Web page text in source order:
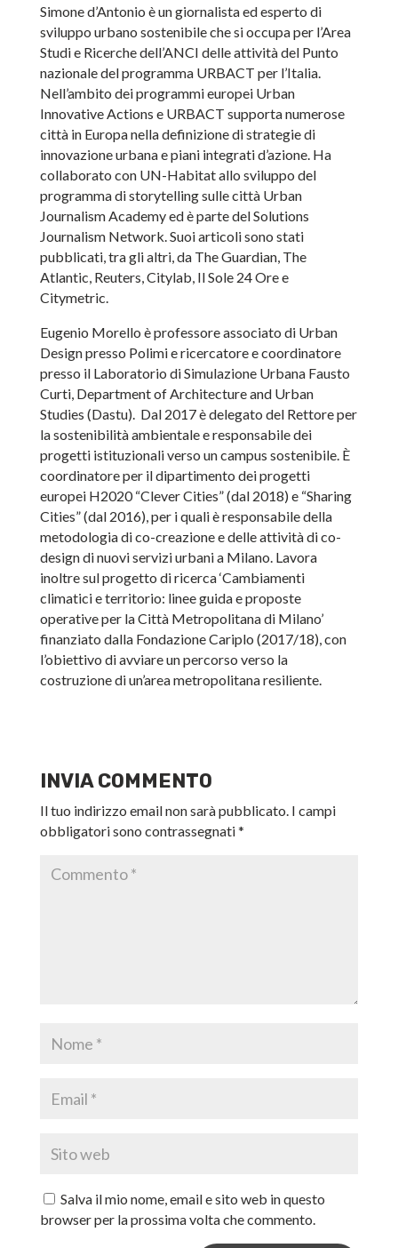
Simone d’Antonio è un giornalista ed esperto di
sviluppo urbano sostenibile che si occupa per l’Area
Studi e Ricerche dell’ANCI delle attività del Punto
nazionale del programma URBACT per l’Italia.
Nell’ambito dei programmi europei Urban
Innovative Actions e URBACT supporta numerose
città in Europa nella definizione di strategie di
innovazione urbana e piani integrati d’azione. Ha
collaborato con UN-Habitat allo sviluppo del
programma di storytelling sulle città Urban
Journalism Academy ed è parte del Solutions
Journalism Network. Suoi articoli sono stati
pubblicati, tra gli altri, da The Guardian, The
Atlantic, Reuters, Citylab, Il Sole 24 Ore e
Citymetric.
Eugenio Morello è professore associato di Urban
Design presso Polimi e ricercatore e coordinatore
presso il Laboratorio di Simulazione Urbana Fausto
Curti, Department of Architecture and Urban
Studies (Dastu). Dal 2017 è delegato del Rettore per
la sostenibilità ambientale e responsabile dei
progetti istituzionali verso un campus sostenibile. È
coordinatore per il dipartimento dei progetti
europei H2020 “Clever Cities” (dal 2018) e “Sharing
Cities” (dal 2016), per i quali è responsabile della
metodologia di co-creazione e delle attività di co-
design di nuovi servizi urbani a Milano. Lavora
inoltre sul progetto di ricerca ‘Cambiamenti
climatici e territorio: linee guida e proposte
operative per la Città Metropolitana di Milano’
finanziato dalla Fondazione Cariplo (2017/18), con
l’obiettivo di avviare un percorso verso la
costruzione di un’area metropolitana resiliente.
INVIA COMMENTO
Il tuo indirizzo email non sarà pubblicato. I campi
obbligatori sono contrassegnati*
Salva il mio nome, email e sito web in questo
browser per la prossima volta che commento.